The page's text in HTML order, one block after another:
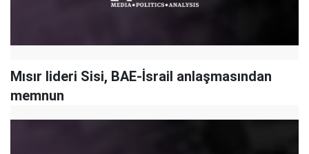
Mısır lideri Sisi, BAE-İsrail anlaşmasından
memnun